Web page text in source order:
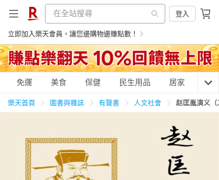
登入
立即加入樂天會員，讓您邊購物邊賺點數！
購物網分類
民生用品
居家生活 3C家電 親子玩具
免運 美食 保健 民生用品 居家 3C
樂天首頁 圖書與雜誌 有聲書 人文社會 赵匡胤演义